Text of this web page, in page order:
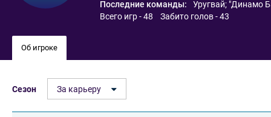
Последние команды:
Уругвай; "Динамо
Всего игр - 48 Забито голов - 43
Об игроке
Сезон За карьеру